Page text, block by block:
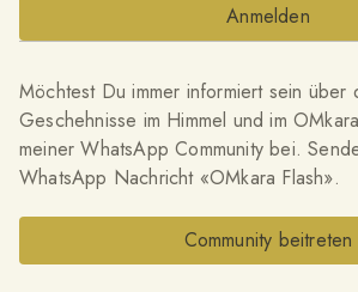
Möchtest Du immer informiert sein über
Geschehnisse im Himmel und im
meiner WhatsApp Community bei.
WhatsApp Nachricht «OMkara Flash».
Community beitreten